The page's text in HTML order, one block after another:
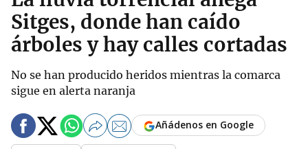
Sitges, donde han caído
árboles y hay calles cortadas
No se han producido heridos mientras la comarca
sigue en alerta naranja
Añádenos en Google